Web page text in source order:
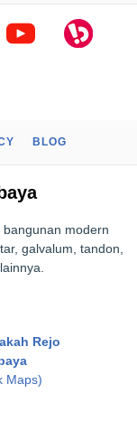
BLOG
modern
galvalum, tandon,
Rejo
Maps)